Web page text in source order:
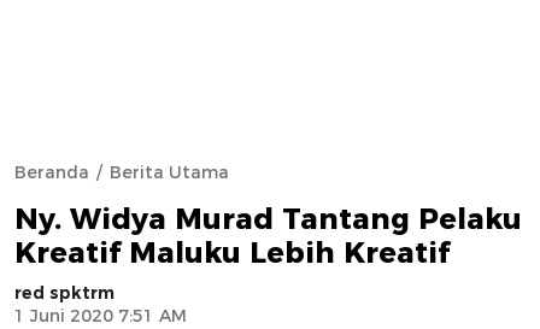
Beranda Berita Utama
Ny. Widya Murad Tantang Pelaku
Kreatif Maluku Lebih Kreatif
red spktrm
1 Juni 2020 7:51 AM